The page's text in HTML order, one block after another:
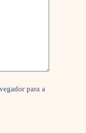
para a